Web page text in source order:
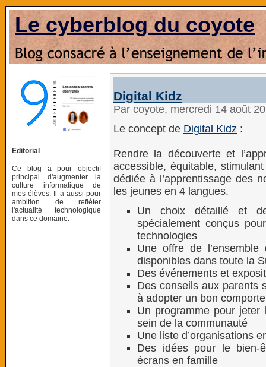
Le cyberblog du coyote
Editorial
Ce blog a pour objectif
principal d'augmenter la
culture informatique de
mes élèves. Il a aussi pour
ambition de refléter
l'actualité technologique
dans ce domaine.
Digital Kidz
Par coyote, mercredi 14 août
Le concept de Digital Kidz :
Rendre la découverte et
accessible, équitable,
dédiée à l’apprentissage des
les jeunes en 4 langues.
Un choix détaillé et
spécialement conçus
technologies
Une offre de
disponibles dans toute la
Des événements et
Des conseils aux parents
à adopter un bon
Un programme pour jeter
sein de la communauté
Une liste d’organisations
Des idées pour le bien-
écrans en famille